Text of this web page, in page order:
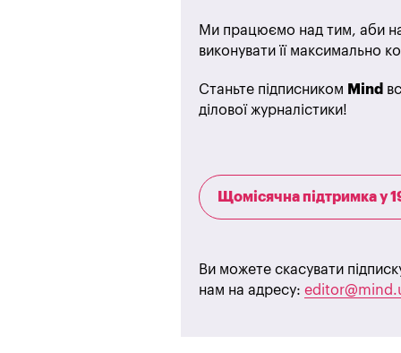
Ми працюємо над тим, аби
виконувати її максимально
Станьте підписником Mind
ділової журналістики!
Щомісячна підтримка у
Ви можете скасувати
нам на адресу: